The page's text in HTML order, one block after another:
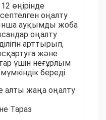
өңірінде
оңалту
ауқымды жоба
оңалту
арттырып,
және
үшін неғұрлым
береді.
алты жаңа оңалту
Тараз